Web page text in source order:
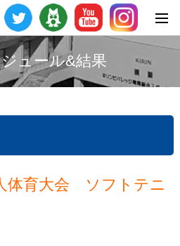
ュール&結果
体育大会 ソフトテニ